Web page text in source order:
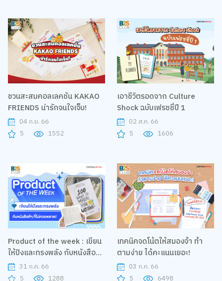
ชวนสะสมคอลเลคชัน KAKAO
FRIENDS น่ารักจนใจเจ็บ!
04 ก.ย. 66
5
1552
เอาชีวิตรอดจาก Culture
Shock ฉบับเฟรชชี่ปี 1
02 ส.ค. 66
5
1606
Product of the week : เขียน
ให้ปังและทรงพลัง กับหนังสือดีๆ
ที่ไม่ควรพลาด!
31 ก.ค. 66
5
1288
เทคนิคจดโน้ตให้สมองจำ ทำ
ตามง่าย ได้คะแนนเยอะ!
03 ก.ค. 66
5
6498